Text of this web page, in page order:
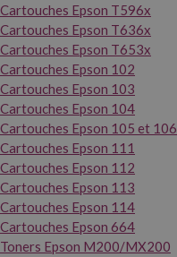
Cartouches Epson T596x
Cartouches Epson T636x
Cartouches Epson T653x
Cartouches Epson 102
Cartouches Epson 103
Cartouches Epson 104
Cartouches Epson 105 et 106
Cartouches Epson 111
Cartouches Epson 112
Cartouches Epson 113
Cartouches Epson 114
Cartouches Epson 664
Toners Epson M200/MX200